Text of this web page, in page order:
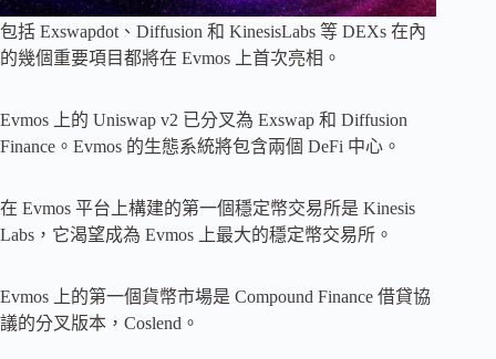
包括 Exswapdot、Diffusion 和 KinesisLabs 等 DEXs 在內
的幾個重要項目都將在 Evmos 上首次亮相。
Evmos 上的 Uniswap v2 已分叉為 Exswap 和 Diffusion
Finance。Evmos 的生態系統將包含兩個 DeFi 中心。
在 Evmos 平台上構建的第一個穩定幣交易所是 Kinesis
Labs，它渴望成為 Evmos 上最大的穩定幣交易所。
Evmos 上的第一個貨幣市場是 Compound Finance 借貸協
議的分叉版本，Coslend。